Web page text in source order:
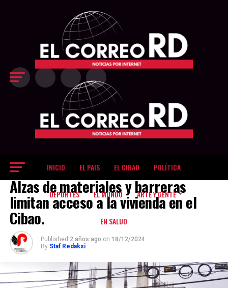
INICIO EL PAIS EL CIBAO POLÍTICA
DEPORTES EL MUNDO ARTE Y GENTE
EN SALUD
EL CIBAO
Alzas de materiales y barreras
limitan acceso a la vivienda en el
Cibao.
Published 2 años ago on 18/12/2024
By Staf Redaksi
Exit mobile version